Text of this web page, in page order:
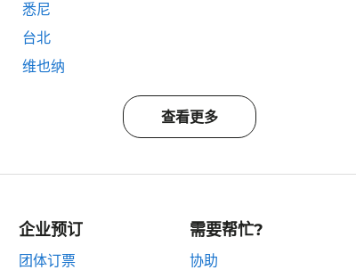
悉尼
台北
维也纳
查看更多
企业预订
团体订票
需要帮忙?
协助